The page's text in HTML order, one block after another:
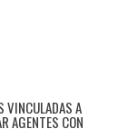
VINCULADAS A
AGENTES CON